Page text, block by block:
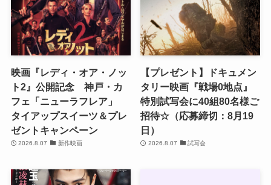
映画『レディ・オア・ノッ
ト2』公開記念 神戸・カ
フェ「ニューラフレア」
タイアップスイーツ＆プレ
ゼントキャンペーン
2026.8.07 新作映画
【プレゼント】ドキュメン
タリー映画『戦場0地点』
特別試写会に40組80名様ご
招待☆（応募締切：8月19
日）
2026.8.07 試写会